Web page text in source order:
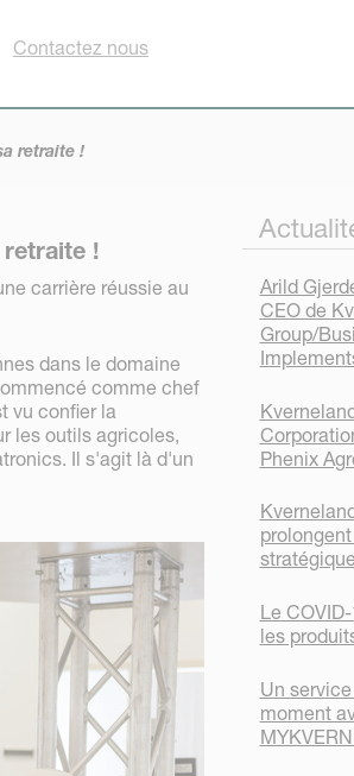
Contactez nous
retraite !
!
carrière réussie au
dans le domaine
comme chef
vu confier la
les outils agricoles,
Il s'agit là d'un
Arild
CEO de
Group/
Phenix
stratégique
Le
les
Un
moment